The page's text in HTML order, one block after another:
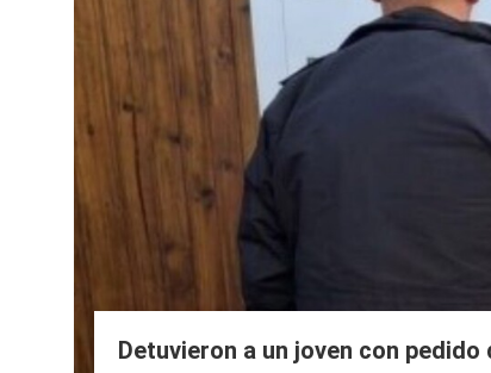
Detuvieron a un joven con